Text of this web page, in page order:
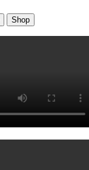
Shop